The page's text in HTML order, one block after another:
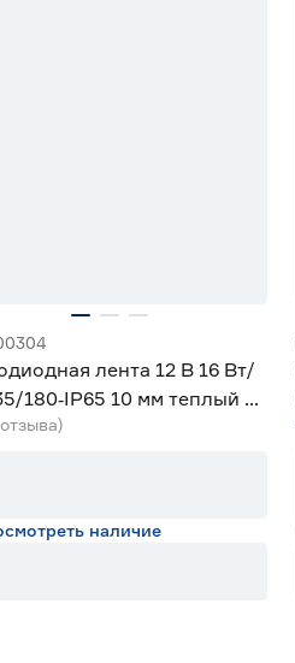
лента 12 В 16 Вт/
180‑IP65 10 мм теплый 2
наличие